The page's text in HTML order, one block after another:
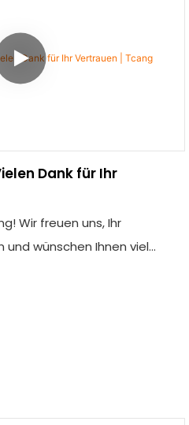
Dank für Ihr
Wir freuen uns, Ihr
wünschen Ihnen viel
im kommenden Jahr.